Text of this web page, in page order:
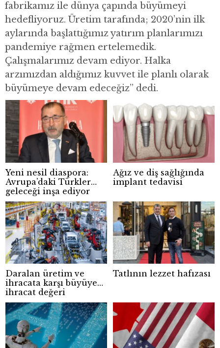
fabrikamız ile dünya çapında büyümeyi
hedefliyoruz. Üretim tarafında; 2020’nin ilk
aylarında başlattığımız yatırım planlarımızı
pandemiye rağmen ertelemedik.
Çalışmalarımız devam ediyor. Halka
arzımızdan aldığımız kuvvet ile planlı olarak
büyümeye devam edeceğiz” dedi.
Yeni nesil diaspora:
Avrupa’daki Türkler
geleceği inşa ediyor
Ağız ve diş sağlığında
implant tedavisi
Daralan üretim ve
ihracata karşı büyüyen
ihracat değeri
Tatlının lezzet hafızası